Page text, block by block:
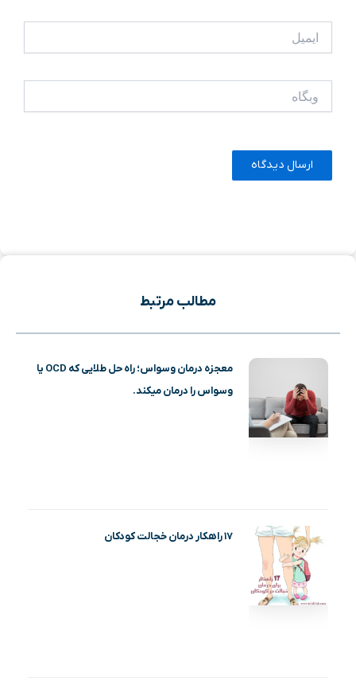
مطالب مرتبط
معجزه درمان وسواس؛ راه حل طلایی که OCD یا
وسواس را درمان میکند.
۱۷ راهکار درمان خجالت کودکان